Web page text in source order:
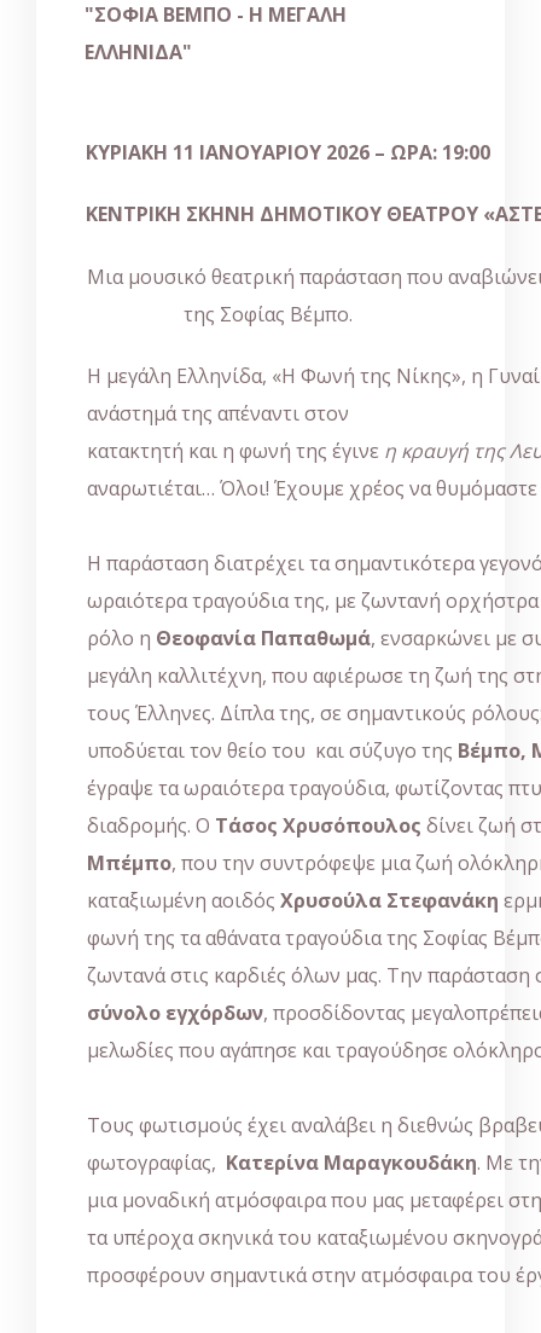
"ΣΟΦΙΑ ΒΕΜΠΟ - H ΜΕΓΑΛΗ
ΕΛΛΗΝΙΔΑ"
ΚΥΡΙΑΚΗ 11 ΙΑΝΟΥΑΡΙΟΥ 2026 – ΩΡΑ: 19:00
ΚΕΝΤΡΙΚΗ ΣΚΗΝΗ ΔΗΜΟΤΙΚΟΥ ΘΕΑΤΡΟΥ
Μια μουσικό θεατρική παράσταση που
της Σοφίας Βέμπο.
Η μεγάλη Ελληνίδα, «Η Φωνή της Νίκης», η
ανάστημά της απέναντι στον
κατακτητή και η φωνή της έγινε η κραυγή της
αναρωτιέται… Όλοι! Έχουμε χρέος να
Η παράσταση διατρέχει τα σημαντικότερα
ωραιότερα τραγούδια της, με ζωντανή
ρόλο η Θεοφανία Παπαθωμά, ενσαρκώνει με
μεγάλη καλλιτέχνη, που αφιέρωσε τη ζωή της
τους Έλληνες. Δίπλα της, σε σημαντικούς
υποδύεται τον θείο του και σύζυγο της Βέμπο,
έγραψε τα ωραιότερα τραγούδια, φωτίζοντας
διαδρομής. Ο Τάσος Χρυσόπουλος δίνει ζωή
Μπέμπο, που την συντρόφεψε μια ζωή
καταξιωμένη αοιδός Χρυσούλα Στεφανάκη
φωνή της τα αθάνατα τραγούδια της Σοφίας
ζωντανά στις καρδιές όλων μας. Την παράσταση
σύνολο εγχόρδων, προσδίδοντας
μελωδίες που αγάπησε και τραγούδησε
Τους φωτισμούς έχει αναλάβει η διεθνώς
φωτογραφίας, Κατερίνα Μαραγκουδάκη. Με
μια μοναδική ατμόσφαιρα που μας μεταφέρει
τα υπέροχα σκηνικά του καταξιωμένου
προσφέρουν σημαντικά στην ατμόσφαιρα του